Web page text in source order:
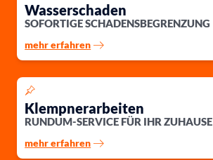
Wasserschaden
SOFORTIGE SCHADENSBEGRENZUNG
mehr erfahren
Klempnerarbeiten
RUNDUM-SERVICE FÜR IHR ZUHAUSE
mehr erfahren